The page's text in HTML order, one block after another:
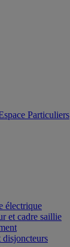
Particuliers
électrique
et cadre saillie
disjoncteurs